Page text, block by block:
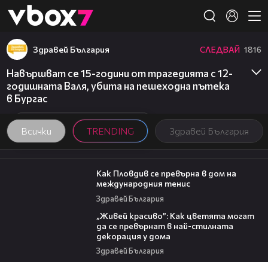
👾
Всички TRENDING Здравей България
Здравей България СЛЕДВАЙ 1816
Навършват се 15-години от трагедията с 12-
годишната Валя, убита на пешеходна пътека
в Бургас
03:09
Как Пловдив се превърна в дом на
международния тенис
Здравей България
„Живей красиво”: Как цветята могат
да се превърнат в най-стилната
декорация у дома
Здравей България